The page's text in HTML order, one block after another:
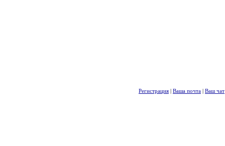
Регистрация | Ваша почта | Ваш чат